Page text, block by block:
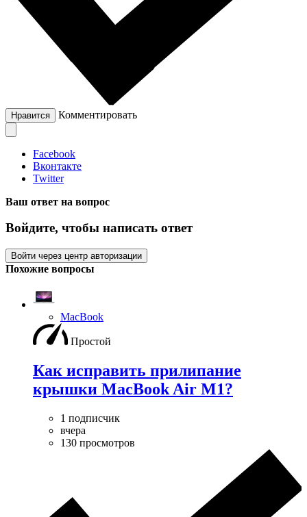
Нравится Комментировать
Facebook
Вконтакте
Twitter
Ваш ответ на вопрос
Войдите, чтобы написать ответ
Войти через центр авторизации
Похожие вопросы
MacBook
Простой
Как исправить прилипание
крышки MacBook Air M1?
1 подписчик
вчера
130 просмотров